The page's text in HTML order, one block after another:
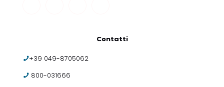
Contatti
+39 049-8705062
800-031666